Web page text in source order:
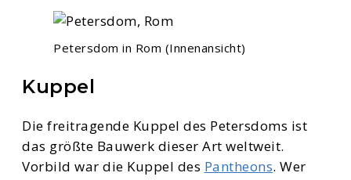
Petersdom in Rom (Innenansicht)
Kuppel
Die freitragende Kuppel des Petersdoms ist
das größte Bauwerk dieser Art weltweit.
Vorbild war die Kuppel des Pantheons. Wer